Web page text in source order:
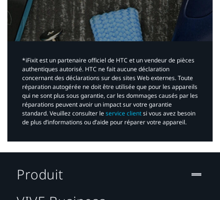
*iFixit est un partenaire officiel de HTC et un vendeur de pièces
authentiques autorisé. HTC ne fait aucune déclaration
concernant des déclarations sur des sites Web externes. Toute
réparation autogérée ne doit être utilisée que pour les appareils
qui ne sont plus sous garantie, car les dommages causés par les
réparations peuvent avoir un impact sur votre garantie
standard. Veuillez consulter leservice clientsi vous avez besoin
de plus d’informations ou d’aide pour réparer votre appareil.​
Produit